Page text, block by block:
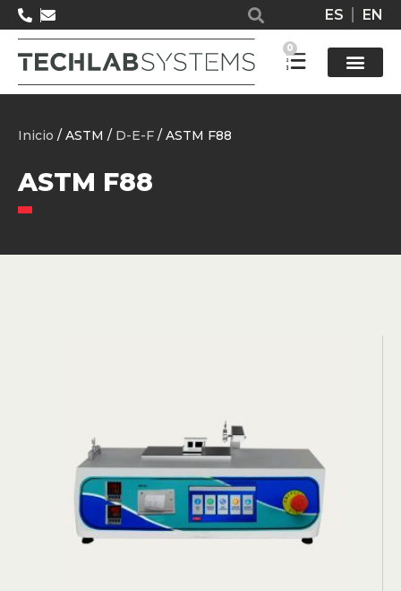
ES EN
0
Inicio / ASTM / D-E-F / ASTM F88
ASTM F88